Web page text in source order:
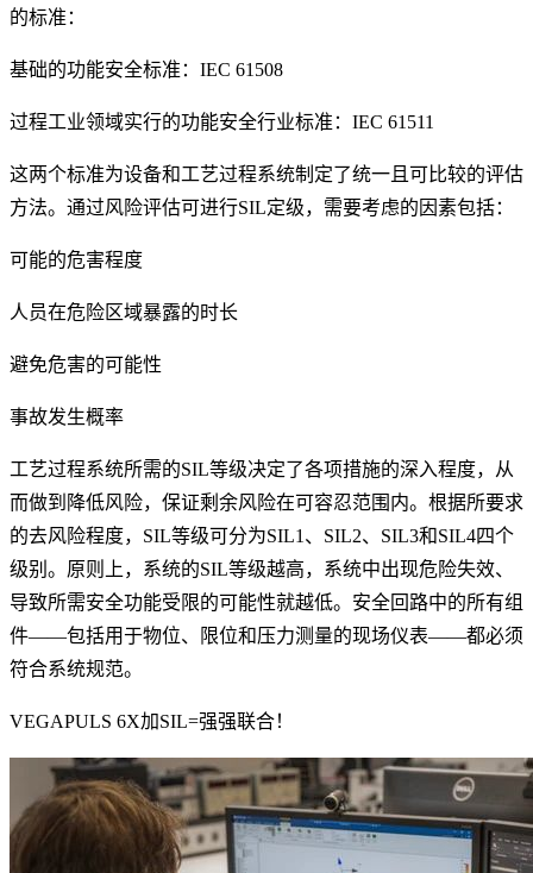
的标准：
基础的功能安全标准：IEC 61508
过程工业领域实行的功能安全行业标准：IEC 61511
这两个标准为设备和工艺过程系统制定了统一且可比较的评估
方法。通过风险评估可进行SIL定级，需要考虑的因素包括：
可能的危害程度
人员在危险区域暴露的时长
避免危害的可能性
事故发生概率
工艺过程系统所需的SIL等级决定了各项措施的深入程度，从
而做到降低风险，保证剩余风险在可容忍范围内。根据所要求
的去风险程度，SIL等级可分为SIL1、SIL2、SIL3和SIL4四个
级别。原则上，系统的SIL等级越高，系统中出现危险失效、
导致所需安全功能受限的可能性就越低。安全回路中的所有组
件——包括用于物位、限位和压力测量的现场仪表——都必须
符合系统规范。
VEGAPULS 6X加SIL=强强联合！